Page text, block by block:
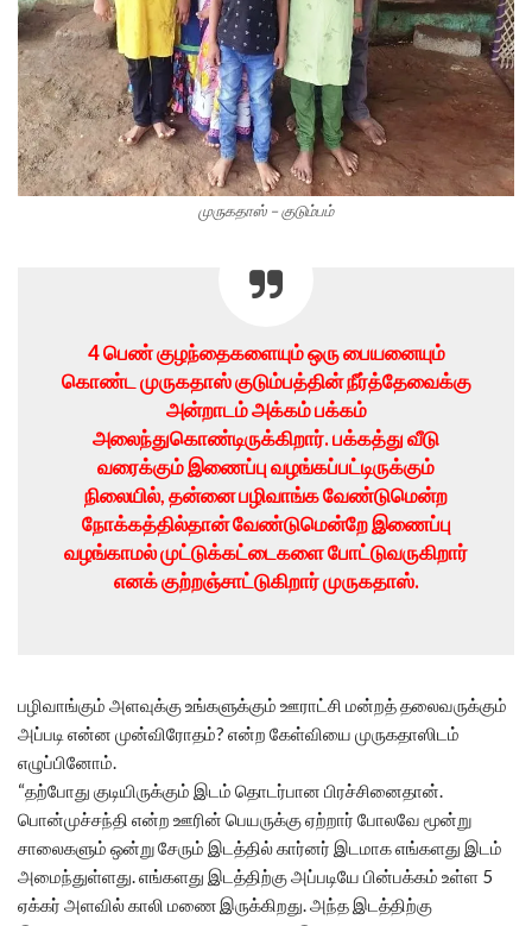
முருகதாஸ் – குடும்பம்
4 பெண் குழந்தைகளையும் ஒரு பையனையும்
கொண்ட முருகதாஸ் குடும்பத்தின் நீர்த்தேவைக்கு
அன்றாடம் அக்கம் பக்கம்
அலைந்துகொண்டிருக்கிறார். பக்கத்து வீடு
வரைக்கும் இணைப்பு வழங்கப்பட்டிருக்கும்
நிலையில், தன்னை பழிவாங்க வேண்டுமென்ற
நோக்கத்தில்தான் வேண்டுமென்றே இணைப்பு
வழங்காமல் முட்டுக்கட்டைகளை போட்டுவருகிறார்
எனக் குற்றஞ்சாட்டுகிறார் முருகதாஸ்.
பழிவாங்கும் அளவுக்கு உங்களுக்கும் ஊராட்சி மன்றத் தலைவருக்கும்
அப்படி என்ன முன்விரோதம்? என்ற கேள்வியை முருகதாஸிடம்
எழுப்பினோம்.
“தற்போது குடியிருக்கும் இடம் தொடர்பான பிரச்சினைதான்.
பொன்முச்சந்தி என்ற ஊரின் பெயருக்கு ஏற்றார் போலவே மூன்று
சாலைகளும் ஒன்று சேரும் இடத்தில் கார்னர் இடமாக எங்களது இடம்
அமைந்துள்ளது. எங்களது இடத்திற்கு அப்படியே பின்பக்கம் உள்ள 5
ஏக்கர் அளவில் காலி மணை இருக்கிறது. அந்த இடத்திற்கு